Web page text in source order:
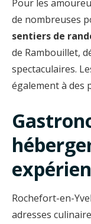
Pour les
de nombreuses
sentiers de
de Rambouillet,
spectaculaires.
également à des
Rochefort-en-
adresses